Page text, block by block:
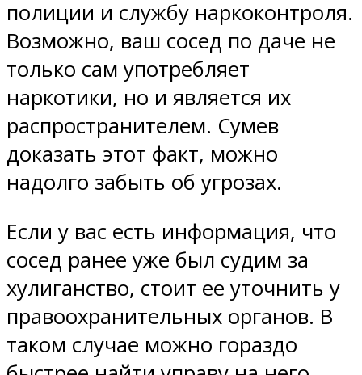
полиции и службу наркоконтроля.
Возможно, ваш сосед по даче не
только сам употребляет
наркотики, но и является их
распространителем. Сумев
доказать этот факт, можно
надолго забыть об угрозах.
Если у вас есть информация, что
сосед ранее уже был судим за
хулиганство, стоит ее уточнить у
правоохранительных органов. В
таком случае можно гораздо